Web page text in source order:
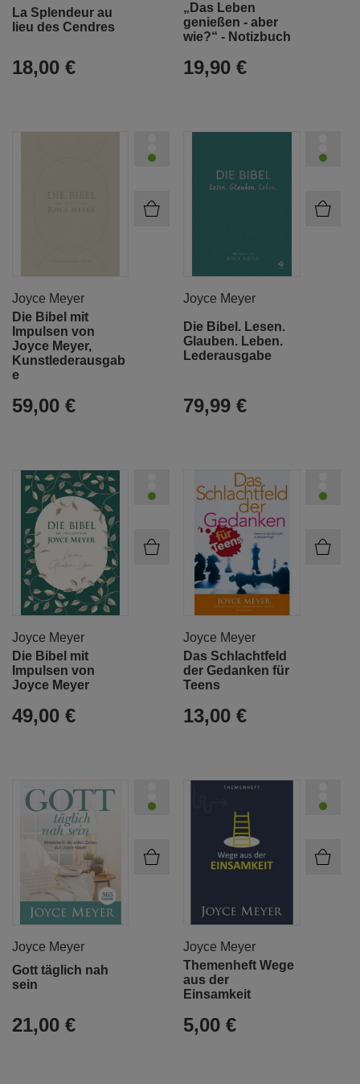
La Splendeur au
lieu des Cendres
18,00 €
„Das Leben
genießen - aber
wie?“ - Notizbuch
19,90 €
Joyce Meyer
Die Bibel mit
Impulsen von
Joyce Meyer,
Kunstlederausgab
e
59,00 €
Joyce Meyer
Die Bibel. Lesen.
Glauben. Leben.
Lederausgabe
79,99 €
Joyce Meyer
Die Bibel mit
Impulsen von
Joyce Meyer
49,00 €
Joyce Meyer
Das Schlachtfeld
der Gedanken für
Teens
13,00 €
Joyce Meyer
Gott täglich nah
sein
21,00 €
Joyce Meyer
Themenheft Wege
aus der
Einsamkeit
5,00 €